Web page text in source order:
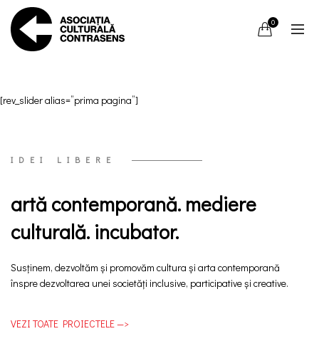
0
[rev_slider alias=”prima pagina”]
IDEI LIBERE
artă contemporană. mediere
culturală. incubator.
Susținem, dezvoltăm și promovăm cultura și arta contemporană
înspre dezvoltarea unei societăți inclusive, participative și creative.
VEZI TOATE PROIECTELE —>